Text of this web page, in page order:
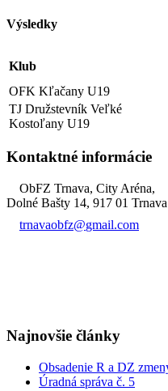
Výsledky
Klub
OFK Kľačany U19
TJ Družstevník Veľké
Kostoľany U19
Kontaktné informácie
ObFZ Trnava, City Aréna,
Dolné Bašty 14, 917 01 Trnava
trnavaobfz@gmail.com
Najnovšie články
Obsadenie R a DZ
Úradná správa č. 5